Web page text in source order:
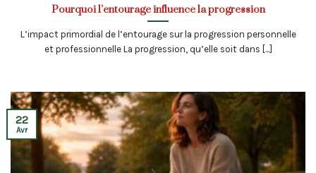
Pourquoi l’entourage influence la progression
L’impact primordial de l’entourage sur la progression personnelle
et professionnelle La progression, qu’elle soit dans [...]
22
Avr